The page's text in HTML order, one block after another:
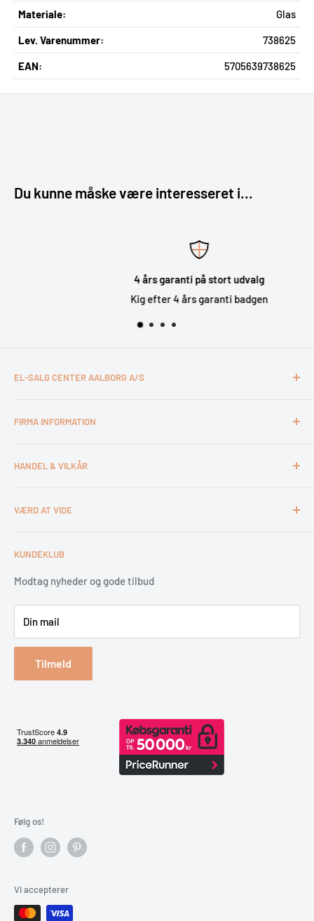
Materiale: Glas
Lev. Varenummer: 738625
EAN: 5705639738625
Du kunne måske være interesseret i...
4 års garanti på stort udvalg
Kig efter 4 års garanti badgen
EL-SALG CENTER AALBORG A/S
Otto Mønsteds Vej 6
Tlf. 98180011
FIRMA INFORMATION
Medarbejdere
Kundeklub
HANDEL & VILKÅR
Handelsbetingelser
Garantiservice
Erhverv & Byggeri
VÆRD AT VIDE
Montering
Betaling
Spar på energien
Reklamation & retur
Bestil returlabel
KUNDEKLUB
Modtag nyheder og gode tilbud
Din mail
Tilmeld
Følg os!
Vi accepterer